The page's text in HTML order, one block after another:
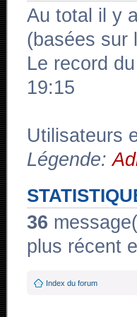
Au total il y
(basées sur
Le record
19:15
Utilisateurs
Légende:
36
plus récent
Index du forum